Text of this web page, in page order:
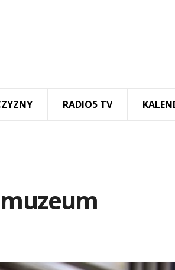
RADIO5 TV